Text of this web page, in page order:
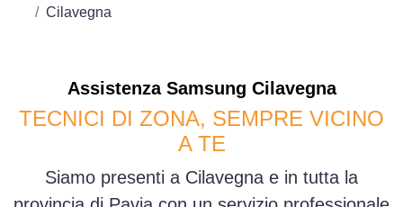
Cilavegna
Assistenza Samsung Cilavegna
TECNICI DI ZONA, SEMPRE VICINO
A TE
Siamo presenti a Cilavegna e in tutta la